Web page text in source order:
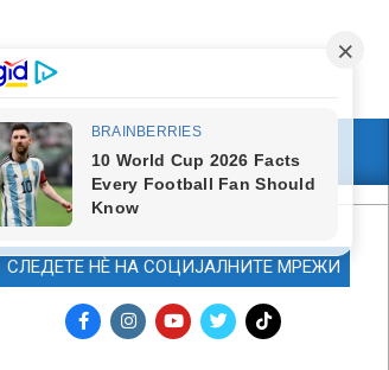
МАРКЕТИНГ
СЛЕДЕТЕ НЀ НА СОЦИЈАЛНИТЕ МРЕЖИ